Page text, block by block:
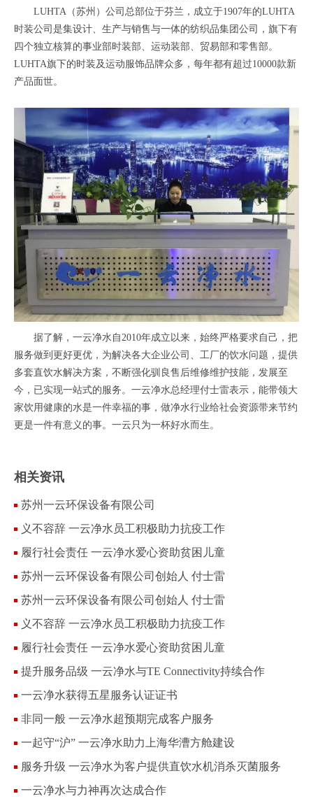
LUHTA（苏州）公司总部位于芬兰，成立于1907年的LUHTA
时装公司是集设计、生产与销售与一体的纺织品集团公司，旗下有
四个独立核算的事业部时装部、运动装部、贸易部和零售部。
LUHTA旗下的时装及运动服饰品牌众多，每年都有超过10000款新
产品面世。
据了解，一云净水自2010年成立以来，始终严格要求自己，把
服务做到更好更优，为解决各大企业公司、工厂的饮水问题，提供
多套直饮水解决方案，不断强化驯良售后维修维护技能，发展至
今，已实现一站式的服务。一云净水总经理付士雷表示，能带领大
家饮用健康的水是一件幸福的事，做净水行业给社会资源带来节约
更是一件有意义的事。一云只为一杯好水而生。
相关资讯
苏州一云环保设备有限公司
义不容辞 一云净水员工积极助力抗疫工作
履行社会责任 一云净水爱心资助贫困儿童
苏州一云环保设备有限公司创始人 付士雷
苏州一云环保设备有限公司创始人 付士雷
义不容辞 一云净水员工积极助力抗疫工作
履行社会责任 一云净水爱心资助贫困儿童
提升服务品级 一云净水与TE Connectivity持续合作
一云净水获得五星服务认证证书
非同一般 一云净水超预期完成客户服务
一起守“沪” 一云净水助力上海华漕方舱建设
服务升级 一云净水为客户提供直饮水机消杀灭菌服务
一云净水与力神再次达成合作